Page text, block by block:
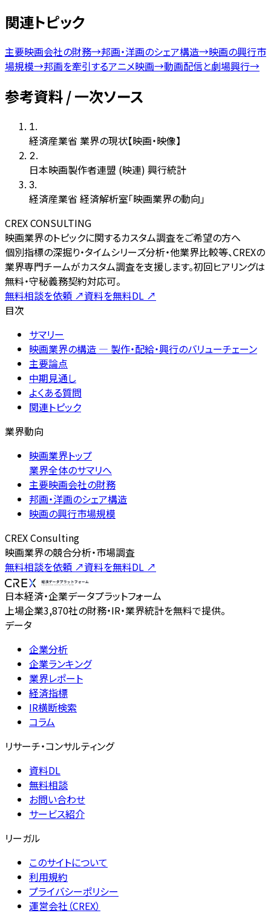
関連トピック
主要映画会社の財務→邦画・洋画のシェア構造→映画の興行市
場規模→邦画を牽引するアニメ映画→動画配信と劇場興行→
参考資料 / 一次ソース
1.
経済産業省 業界の現状【映画・映像】
2.
日本映画製作者連盟 (映連) 興行統計
3.
経済産業省 経済解析室「映画業界の動向」
CREX CONSULTING
映画業界のトピックに関するカスタム調査をご希望の方へ
個別指標の深掘り・タイムシリーズ分析・他業界比較等、CREXの
業界専門チームがカスタム調査を支援します。初回ヒアリングは
無料・守秘義務契約対応可。
無料相談を依頼 ↗資料を無料DL ↗
目次
サマリー
映画業界の構造 — 製作・配給・興行のバリューチェーン
主要論点
中期見通し
よくある質問
関連トピック
業界動向
映画業界トップ
業界全体のサマリへ
主要映画会社の財務
邦画・洋画のシェア構造
映画の興行市場規模
CREX Consulting
映画業界の競合分析・市場調査
無料相談を依頼 ↗資料を無料DL ↗
日本経済・企業データプラットフォーム
上場企業3,870社の財務・IR・業界統計を無料で提供。
データ
企業分析
企業ランキング
業界レポート
経済指標
IR横断検索
コラム
リサーチ・コンサルティング
資料DL
無料相談
お問い合わせ
サービス紹介
リーガル
このサイトについて
利用規約
プライバシーポリシー
運営会社（CREX）